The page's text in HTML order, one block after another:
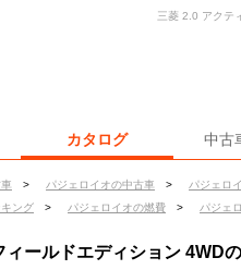
カタログ 中古
> パジェロイオの中古車 > パジェロ
ング > パジェロイオの燃費 > パジェ
三菱 2.0 アクテ
ールドエディション 4WD